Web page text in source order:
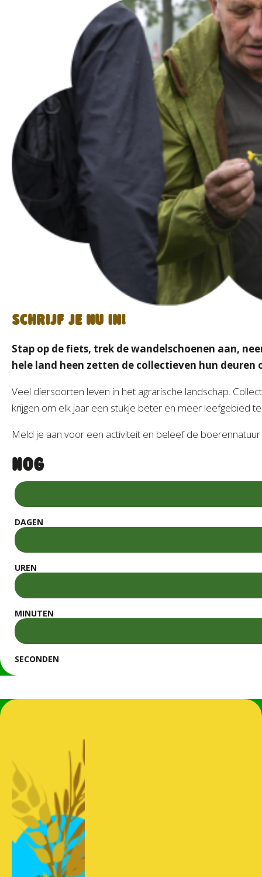
Schrijf je nu in!
Stap op de fiets, trek de wandelschoenen aan,
hele land heen zetten de collectieven hun
Veel diersoorten leven in het agrarische landschap.
krijgen om elk jaar een stukje beter en meer leefgebied
Meld je aan voor een activiteit en beleef de
NOG
DAGEN
UREN
MINUTEN
SECONDEN